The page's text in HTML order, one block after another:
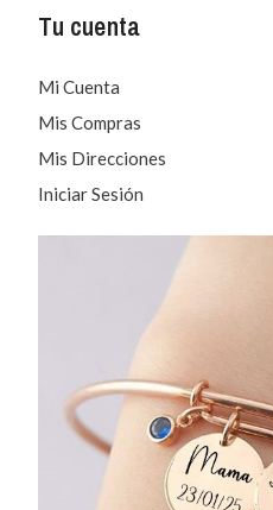
Tu cuenta
Mi Cuenta
Mis Compras
Mis Direcciones
Iniciar Sesión